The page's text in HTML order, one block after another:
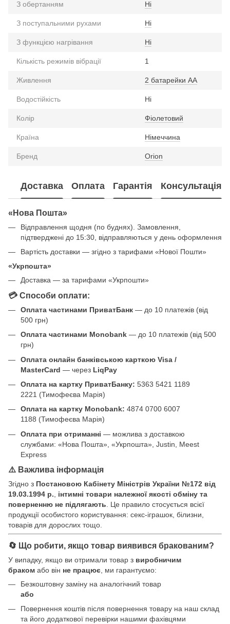
З обертанням Ні
З поступальними рухами Ні
З функцією нагрівання Ні
Кількість режимів вібрації 1
Живлення 2 батарейки АА
Водостійкість Ні
Колір Фіолетовий
Країна Німеччина
Бренд Orion
Доставка Оплата Гарантія Консультація
«Нова Пошта»
Відправлення щодня (по буднях). Замовлення,
підтверджені до 15:30, відправляються у день оформлення
Вартість доставки — згідно з тарифами «Нової Пошти»
«Укрпошта»
Доставка — за тарифами «Укрпошти»
💳 Способи оплати:
Оплата частинами ПриватБанк — до 10 платежів (від
500 грн)
Оплата частинами Monobank — до 10 платежів (від 500
грн)
Оплата онлайн банківською карткою Visa /
MasterCard — через LiqPay
Оплата на картку ПриватБанку: 5363 5421 1189
2221 (Тимофеєва Марія)
Оплата на картку Monobank: 4874 0700 6007
1188 (Тимофеєва Марія)
Оплата при отриманні — можлива з доставкою
службами: «Нова Пошта», «Укрпошта», Justin, Meest
Express
⚠️ Важлива інформація
Згідно з Постановою Кабінету Міністрів України №172 від
19.03.1994 р.
інтимні товари належної якості обміну та
поверненню не підлягають . Це правило стосується всієї
продукції особистого користування: секс-іграшок, білизни,
товарів для дорослих тощо.
🔄 Що робити, якщо товар виявився бракованим?
У випадку, якщо ви отримали товар з виробничим
браком або він не працює , ми гарантуємо:
Безкоштовну заміну на аналогічний товар
або
Повернення коштів після повернення товару на наш склад
та його додаткової перевірки нашими фахівцями